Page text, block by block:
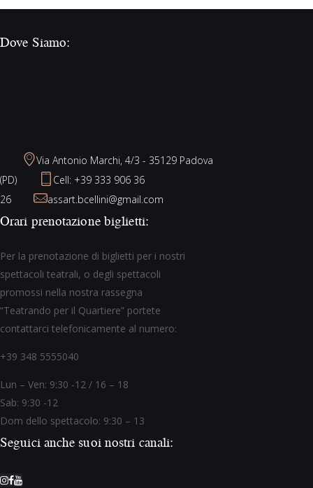
Dove Siamo:
Via Antonio Marchi, 4/3 - 35129 Padova
(PD)
Cell: +39 333 906 36
26
assart.bcellini@gmail.com
Orari prenotazione biglietti:
Per la prenotazione di biglietti per i nostri
spettacoli teatrali, o degli spettacoli
promossi nella nostra rassegna
“Teatrando per il Quartiere” portete
contattarci telefonicamente al numero:
+39 348 5555040
Lun – Ven: 9:30 -12 / 16 – 18
Sab: 9:30 -12
Dom dello spettacolo: 9:30 – 13
Seguici anche suoi nostri canali: